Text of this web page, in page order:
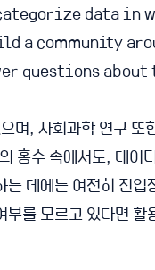
data in
a community
questions about
며, 사회과학 연구 또
홍수 속에서도, 데이
데에는 여전히 진입
를 모르고 있다면 활